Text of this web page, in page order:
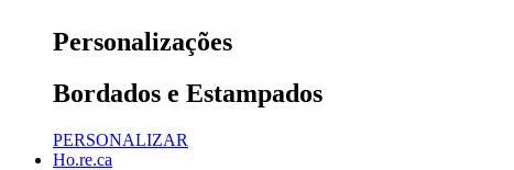
Personalizações
Bordados e Estampados
PERSONALIZAR
Ho.re.ca